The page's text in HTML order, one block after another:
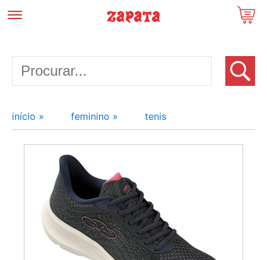
início » feminino » tenis